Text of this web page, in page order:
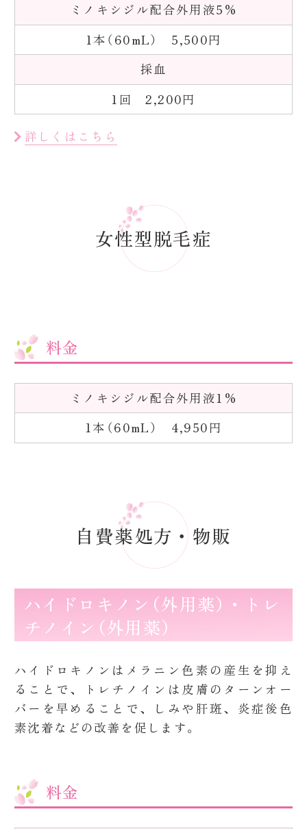
ミノキシジル配合外用液5%
1本（60mL） 5,500円
採血
1回 2,200円
詳しくはこちら
女性型脱毛症
料金
ミノキシジル配合外用液1%
1本（60mL） 4,950円
自費薬処方・物販
ハイドロキノン（外用薬）・トレ
チノイン（外用薬）
ハイドロキノンはメラニン色素の産生を抑え
ることで、トレチノインは皮膚のターンオー
バーを早めることで、しみや肝斑、炎症後色
素沈着などの改善を促します。
料金